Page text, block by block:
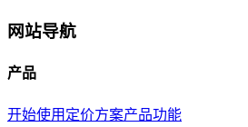
网站导航
产品
开始使用 定价方案产品功能